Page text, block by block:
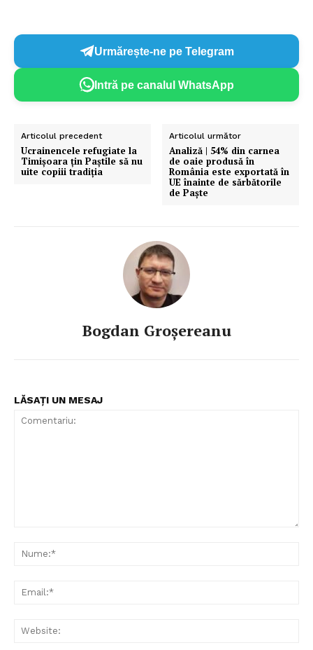
Urmărește-ne pe Telegram
Intră pe canalul WhatsApp
Articolul precedent
Ucrainencele refugiate la
Timișoara țin Paștile să nu
uite copiii tradiția
Articolul următor
Analiză | 54% din carnea
de oaie produsă în
România este exportată în
UE înainte de sărbătorile
de Paște
Bogdan Groșereanu
LĂSAȚI UN MESAJ